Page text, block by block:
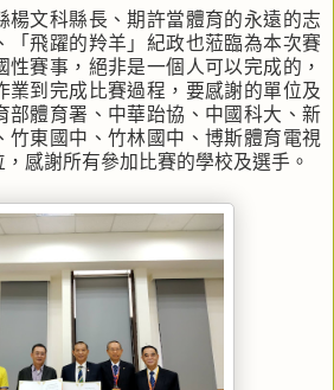
楊文科縣長、期許當體育的永遠的志
「飛躍的羚羊」紀政也蒞臨為本次賽
性賽事，絕非是一個人可以完成的，
業到完成比賽過程，要感謝的單位及
部體育署、中華跆協、中國科大、新
竹東國中、竹林國中、博斯體育電視
感謝所有參加比賽的學校及選手。